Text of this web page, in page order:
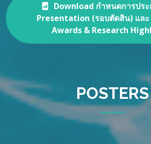
Download กำหนดการปร
Presentation (รอบตัดสิน) และ
Awards & Research
POSTERS